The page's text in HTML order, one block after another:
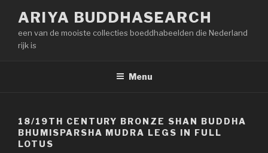
inhoud
springen
ARIYA BUDDHASEARCH
een van de mooiste collecties boeddhabeelden die Nederland
rijk is
Menu
18/19TH CENTURY BRONZE SHAN BUDDHA
BHUMISPARSHA MUDRA LEGS IN FULL
LOTUS